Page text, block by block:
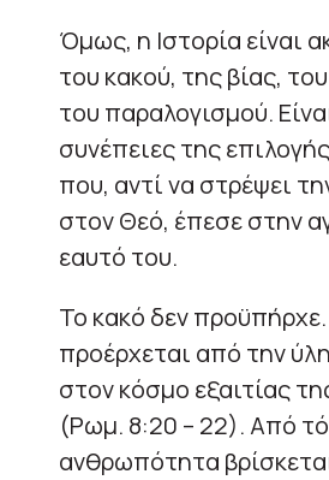
Όμως, η Ιστορία είναι
του κακού, της βίας,
του παραλογισμού.
συνέπειες της
που, αντί να στρέψει
στον Θεό, έπεσε στην
εαυτό του.
Το κακό δεν
προέρχεται από την
στον κόσμο εξαιτίας
(Ρωμ. 8:20 – 22). Από
ανθρωπότητα